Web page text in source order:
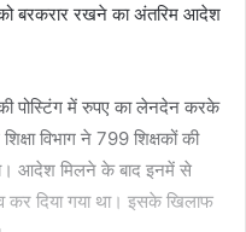
को बरकरार रखने का अंतरिम आदेश
पोस्टिंग में रुपए का लेनदेन करके
विभाग ने 799 शिक्षकों की
आदेश मिलने के बाद इनमें से
कर दिया गया था। इसके खिलाफ